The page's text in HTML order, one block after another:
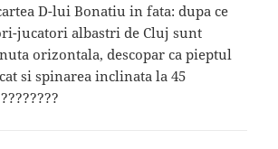
D-lui Bonatiu in fata: dupa ce
jucatori albastri de Cluj sunt
orizontala, descopar ca pieptul
si spinarea inclinata la 45